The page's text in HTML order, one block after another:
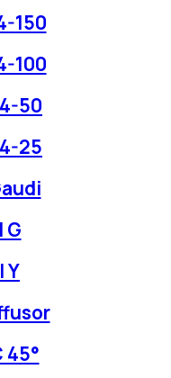
150
100
50
25
G
Y
45°